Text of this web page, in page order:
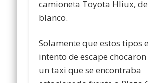
camioneta Toyota Hliux,
blanco.
Solamente que estos tipos
intento de escape
un taxi que se encontraba